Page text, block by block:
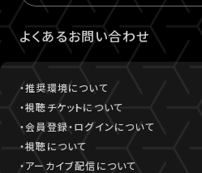
よくあるお問い合わせ
・推奨環境について
・視聴チケットについて
・会員登録・ログインについて
・視聴について
・アーカイブ配信について